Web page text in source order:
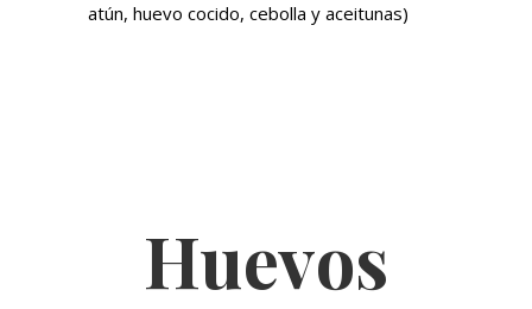
atún, huevo cocido, cebolla y aceitunas)
Huevos